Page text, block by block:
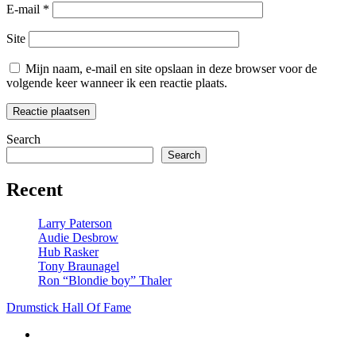
E-mail *
Site
Mijn naam, e-mail en site opslaan in deze browser voor de
volgende keer wanneer ik een reactie plaats.
Search
Search
Recent
Larry Paterson
Audie Desbrow
Hub Rasker
Tony Braunagel
Ron “Blondie boy” Thaler
Drumstick Hall Of Fame